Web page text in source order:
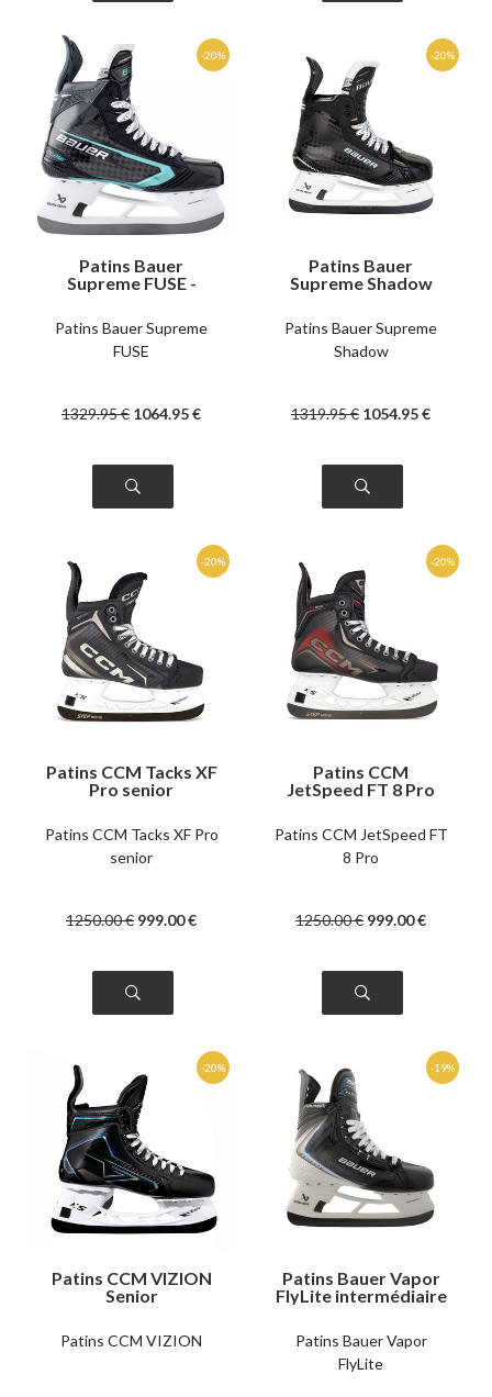
Patins Bauer
Supreme FUSE -
Patins Bauer Supreme
FUSE
1329.95€ 1064.95€
Patins Bauer
Supreme Shadow
Patins Bauer Supreme
Shadow
1319.95€ 1054.95€
Patins CCM Tacks XF
Pro senior
Patins CCM Tacks XF Pro
senior
1250.00€ 999.00€
Patins CCM
JetSpeed FT 8 Pro
Patins CCM JetSpeed FT
8 Pro
1250.00€ 999.00€
Patins CCM VIZION
Senior
Patins CCM VIZION
Patins Bauer Vapor
FlyLite intermédiaire
Patins Bauer Vapor
FlyLite